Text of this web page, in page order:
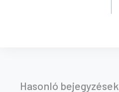
Hasonló bejegyzések